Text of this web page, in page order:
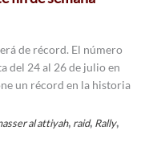
de récord. El número
del 24 al 26 de julio en
un récord en la historia
al attiyah, raid, Rally,